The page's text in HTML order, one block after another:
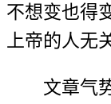
不想变也得
上帝的人
文章气